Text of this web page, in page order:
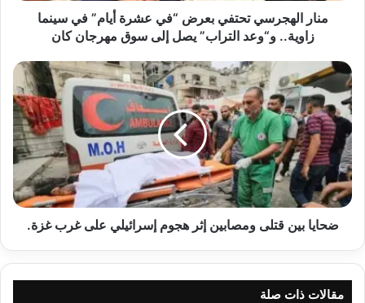
زاوية..
يصل
إلى
سوق
مهرجان
كان
منار الهجرسي تحتفي بعرض “في عشرة أيام” في سينما
زاوية.. و“وعد التراب” يصل إلى سوق مهرجان كان
ضحايا
بين
قتلى
ومصابين
إثر
هجوم
إسرائيلي
على
غرب
غزة.ضحايا بين قتلى ومصابين إثر هجوم إسرائيلي على غرب غزة.
مقالات ذات صلة